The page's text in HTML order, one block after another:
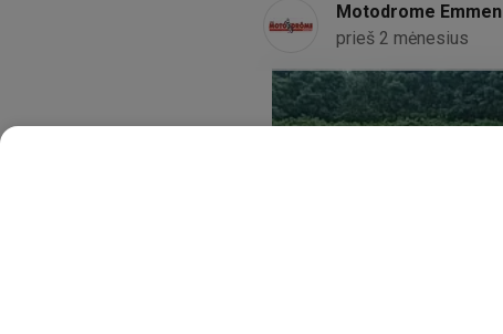
Motodrome Emmen
prieš 2 mėnesius